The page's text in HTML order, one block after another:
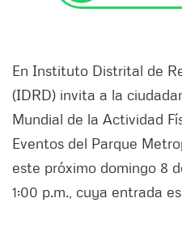
En Instituto Distrital de
(IDRD) invita a la
Mundial de la Actividad
Eventos del Parque
este próximo domingo 8
1:00 p.m., cuya entrada